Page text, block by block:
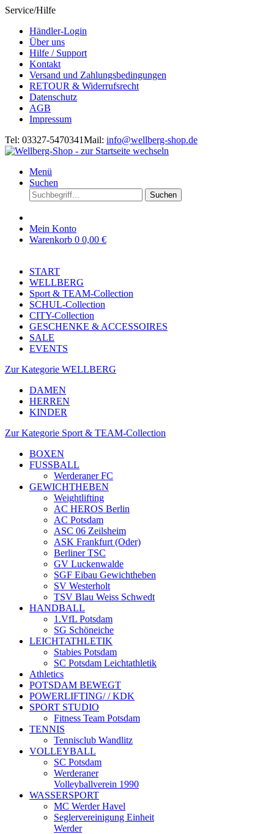
Service/Hilfe
Händler-Login
Über uns
Hilfe / Support
Kontakt
Versand und Zahlungsbedingungen
RETOUR & Widerrufsrecht
Datenschutz
AGB
Impressum
Tel: 03327-5470341Mail: info@wellberg-shop.de
Menü
Suchen
Suchen
Mein Konto
Warenkorb 0 0,00 €
START
WELLBERG
Sport & TEAM-Collection
SCHUL-Collection
CITY-Collection
GESCHENKE & ACCESSOIRES
SALE
EVENTS
Zur Kategorie WELLBERG
DAMEN
HERREN
KINDER
Zur Kategorie Sport & TEAM-Collection
BOXEN
FUSSBALL
Werderaner FC
GEWICHTHEBEN
Weightlifting
AC HEROS Berlin
AC Potsdam
ASC 06 Zeilsheim
ASK Frankfurt (Oder)
Berliner TSC
GV Luckenwalde
SGF Eibau Gewichtheben
SV Westerholt
TSV Blau Weiss Schwedt
HANDBALL
1.VfL Potsdam
SG Schöneiche
LEICHTATHLETIK
Stabies Potsdam
SC Potsdam Leichtathletik
Athletics
POTSDAM BEWEGT
POWERLIFTING/ / KDK
SPORT STUDIO
Fitness Team Potsdam
TENNIS
Tennisclub Wandlitz
VOLLEYBALL
SC Potsdam
Werderaner
Volleyballverein 1990
WASSERSPORT
MC Werder Havel
Seglervereinigung Einheit
Werder